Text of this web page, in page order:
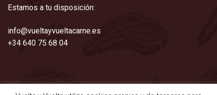
Estamos a tu disposición:
info@vueltayvueltacarne.es
+34 640 75 68 04